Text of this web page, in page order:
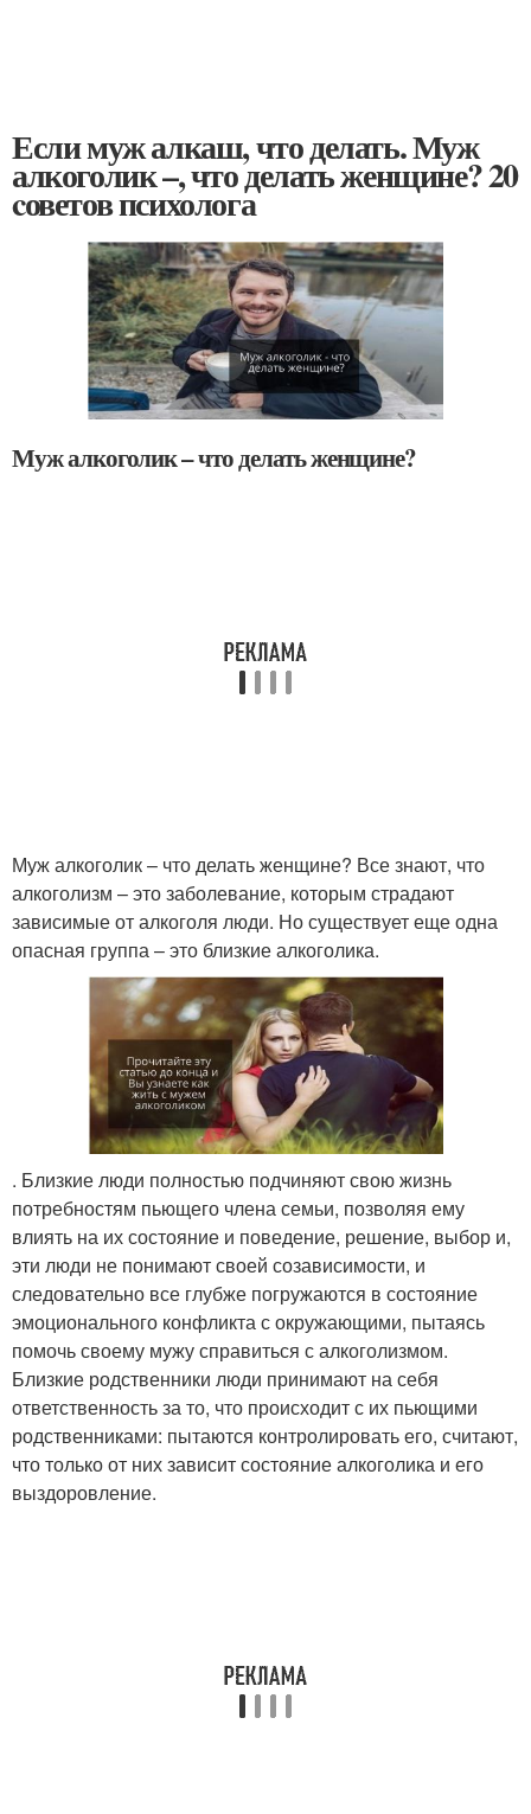
Если муж алкаш, что делать. Муж
алкоголик –, что делать женщине? 20
cоветов психолога
Муж алкоголик – что делать женщине?
Муж алкоголик – что делать женщине? Все знают, что
алкоголизм – это заболевание, которым страдают
зависимые от алкоголя люди. Но существует еще одна
опасная группа – это близкие алкоголика.
. Близкие люди полностью подчиняют свою жизнь
потребностям пьющего члена семьи, позволяя ему
влиять на их состояние и поведение, решение, выбор и,
эти люди не понимают своей созависимости, и
следовательно все глубже погружаются в состояние
эмоционального конфликта с окружающими, пытаясь
помочь своему мужу справиться с алкоголизмом.
Близкие родственники люди принимают на себя
ответственность за то, что происходит с их пьющими
родственниками: пытаются контролировать его, считают,
что только от них зависит состояние алкоголика и его
выздоровление.